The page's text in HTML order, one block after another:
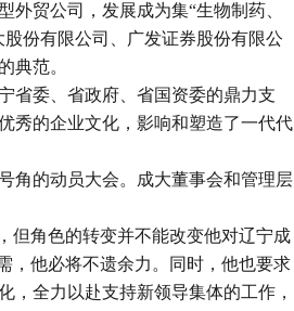
贸公司，发展成为集“生物制药、
份有限公司、广发证券股份有限公
典范。
省委、省政府、省国资委的鼎力支
秀的企业文化，影响和塑造了一代代
角的动员大会。成大董事会和管理层
但角色的转变并不能改变他对辽宁成
，他必将不遗余力。同时，他也要求
，全力以赴支持新领导集体的工作，